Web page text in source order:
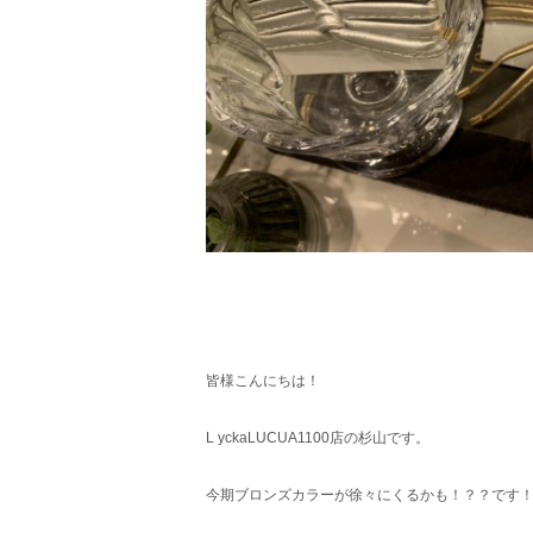
皆様こんにちは！
L yckaLUCUA1100店の杉山です。
今期ブロンズカラーが徐々にくるかも！？？です！